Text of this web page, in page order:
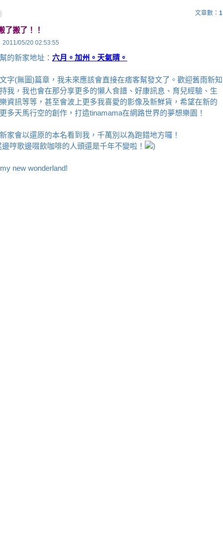
文章數： 1
了搬了！！
2011/05/20 02:53:55
的新家地址： 六月。加州。天氣晴。
字(無圖)篇章，我未來應該會直接在痞客幫發文了。歡迎舊雨新知
我，我也會在那分享更多的懶人食譜、好康訊息、育兒經驗、生
資訊等等，甚至會波上更多我喜愛的影像及新鮮貨，希望在新的
多天馬行空的創作，打造tinamama在網路世界的夢想樂園！
家會以還原的本名看到我，千萬別以為跑錯地方囉！
哼歌邊啜飲咖啡的人頭還是千年不變啦！
)
new wonderland!